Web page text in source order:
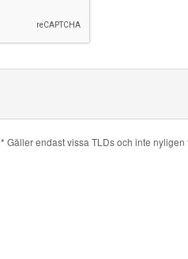
* Gäller endast vissa TLDs och inte